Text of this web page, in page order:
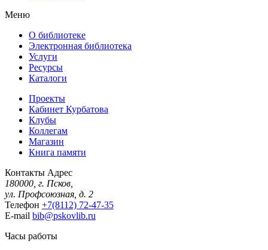
Меню
О библиотеке
Электронная библиотека
Услуги
Ресурсы
Каталоги
Проекты
Кабинет Курбатова
Клубы
Коллегам
Магазин
Книга памяти
Контакты Адрес
180000, г. Псков,
ул. Профсоюзная, д. 2
Телефон +7(8112) 72-47-35
E-mail bib@pskovlib.ru
Часы работы